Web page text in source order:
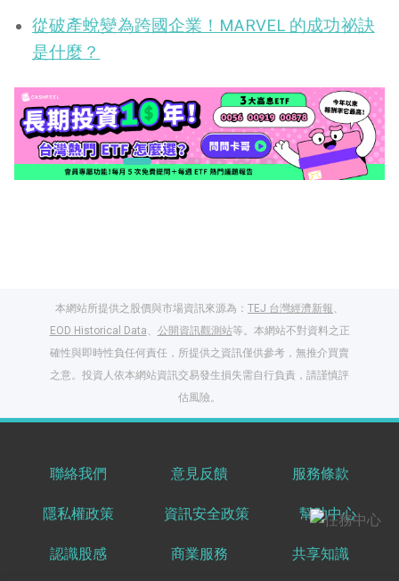
從破產蛻變為跨國企業！MARVEL 的成功祕訣
是什麼？
本網站所提供之股價與市場資訊來源為： TEJ 台灣經濟新報、
EOD Historical Data、 公開資訊觀測站等。本網站不對資料之正
確性與即時性負任何責任，所提供之資訊僅供參考，無推介買賣
之意。投資人依本網站資訊交易發生損失需自行負責，請謹慎評
估風險。
聯絡我們 意見反饋 服務條款
隱私權政策 資訊安全政策 幫助中心
認識股感 商業服務 共享知識
出國就缺這咖？股